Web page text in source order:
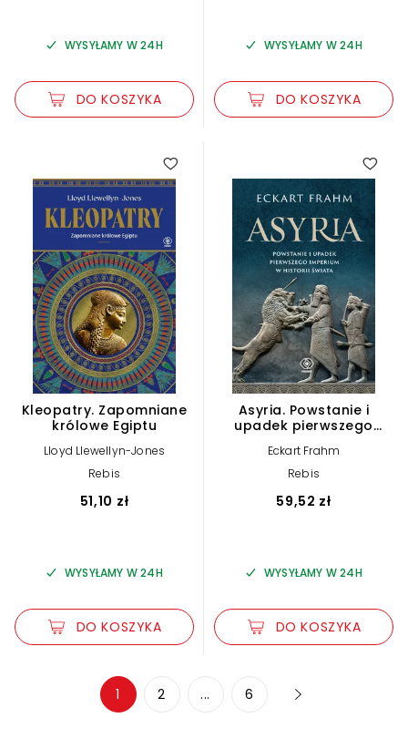
WYSYŁAMY W 24H
DO KOSZYKA
WYSYŁAMY W 24H
DO KOSZYKA
Kleopatry. Zapomniane
królowe Egiptu
Lloyd Llewellyn-Jones
Rebis
51,10 zł
WYSYŁAMY W 24H
DO KOSZYKA
3.00
Asyria. Powstanie i
upadek pierwszego
świata
Eckart Frahm
Rebis
59,52 zł
WYSYŁAMY W 24H
DO KOSZYKA
1 2 ... 6
Zmniejsz rozmiar czcionki